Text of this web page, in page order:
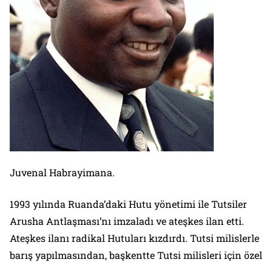
Juvenal Habrayimana.
1993 yılında Ruanda’daki Hutu yönetimi ile Tutsiler
Arusha Antlaşması’nı imzaladı ve ateşkes ilan etti.
Ateşkes ilanı radikal Hutuları kızdırdı. Tutsi milislerle
barış yapılmasından, başkentte Tutsi milisleri için özel